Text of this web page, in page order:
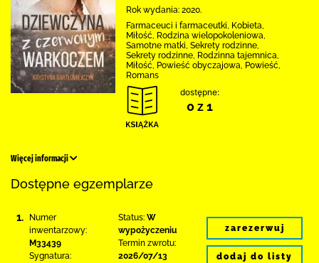
Rok wydania: 2020.
Farmaceuci i farmaceutki, Kobieta,
Miłość, Rodzina wielopokoleniowa,
Samotne matki, Sekrety rodzinne,
Sekrety rodzinne, Rodzinna tajemnica,
Miłość, Powieść obyczajowa, Powieść,
Romans
dostępne:
0 z 1
Więcej informacji
Dostępne egzemplarze
1.
Numer
inwentarzowy:
M33439
Sygnatura:
Status: W
wypożyczeniu
Termin zwrotu:
2026/07/13
zarezerwuj
dodaj do listy